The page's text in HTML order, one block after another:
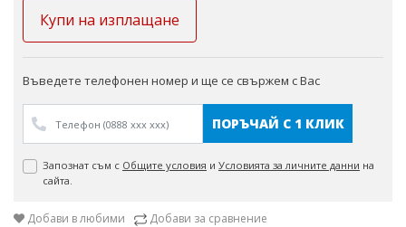
Купи на изплащане
Въведете телефонен номер и ще се свържем с Вас
ПОРЪЧАЙ С 1 КЛИК
Запознат съм с Общите условия и Условията за личните данни на
сайта.
Добави в любими Добави за сравнение